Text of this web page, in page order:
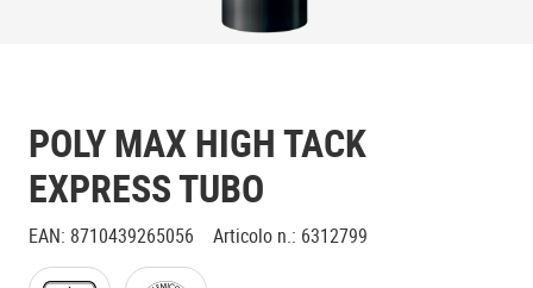
POLY MAX HIGH TACK
EXPRESS TUBO
EAN: 8710439265056 Articolo n.: 6312799